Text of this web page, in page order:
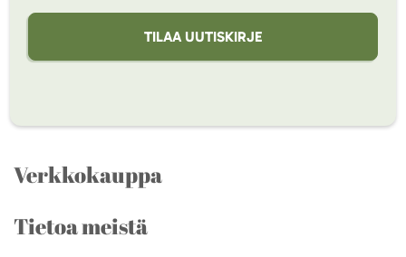
TILAA UUTISKIRJE
Verkkokauppa
Tietoa meistä